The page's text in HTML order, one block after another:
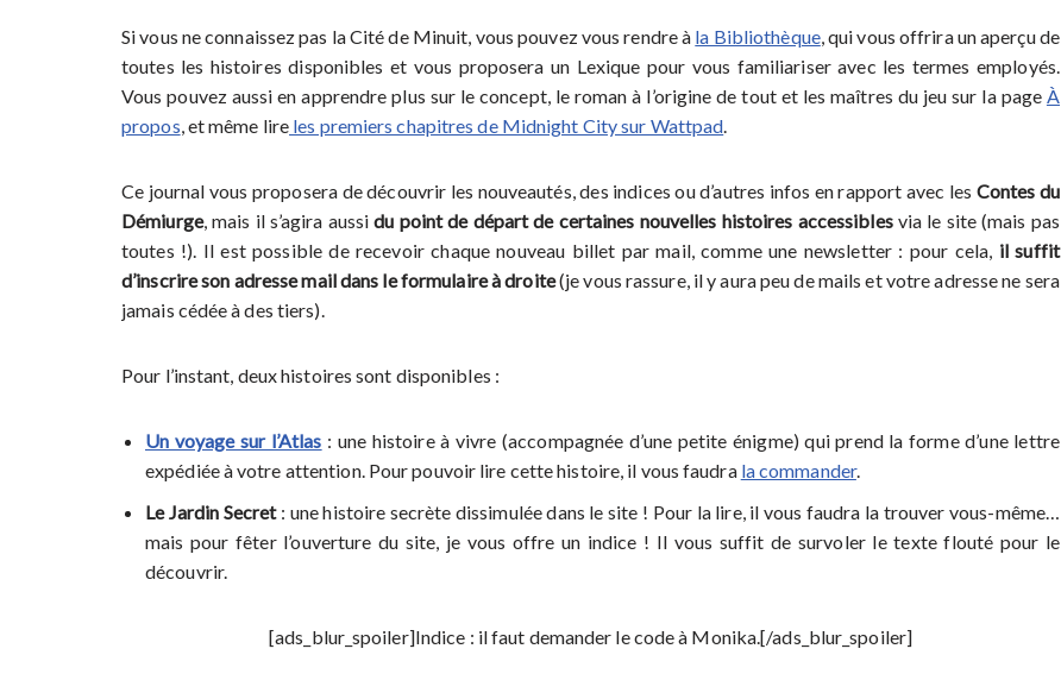
Si vous ne connaissez pas la Cité de Minuit, vous pouvez vous rendre à la Bibliothèque, qui vous offrira un aperçu de
toutes les histoires disponibles et vous proposera un Lexique pour vous familiariser avec les termes employés.
Vous pouvez aussi en apprendre plus sur le concept, le roman à l’origine de tout et les maîtres du jeu sur la page À
propos, et même lire les premiers chapitres de Midnight City sur Wattpad.
Ce journal vous proposera de découvrir les nouveautés, des indices ou d’autres infos en rapport avec les Contes du
Démiurge, mais il s’agira aussidu point de départ de certaines nouvelles histoires accessiblesvia le site (mais pas
toutes !). Il est possible de recevoir chaque nouveau billet par mail, comme une newsletter : pour cela, il suffit
d’inscrire son adresse mail dans le formulaire à droite(je vous rassure, il y aura peu de mails et votre adresse ne sera
jamais cédée à des tiers).
Pour l’instant, deux histoires sont disponibles :
Un voyage sur l’Atlas : une histoire à vivre (accompagnée d’une petite énigme) qui prend la forme d’une lettre
expédiée à votre attention. Pour pouvoir lire cette histoire, il vous faudra la commander.
Le Jardin Secret: une histoire secrète dissimulée dans le site ! Pour la lire, il vous faudra la trouver vous-même…
mais pour fêter l’ouverture du site, je vous offre un indice ! Il vous suffit de survoler le texte flouté pour le
découvrir.
[ads_blur_spoiler]Indice : il faut demander le code à Monika.[/ads_blur_spoiler]